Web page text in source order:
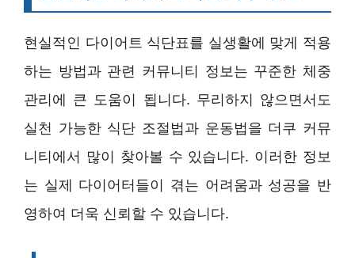
현실적인 다이어트 식단표를 실생활에 맞게 적용
하는 방법과 관련 커뮤니티 정보는 꾸준한 체중
관리에 큰 도움이 됩니다. 무리하지 않으면서도
실천 가능한 식단 조절법과 운동법을 더쿠 커뮤
니티에서 많이 찾아볼 수 있습니다. 이러한 정보
는 실제 다이어터들이 겪는 어려움과 성공을 반
영하여 더욱 신뢰할 수 있습니다.